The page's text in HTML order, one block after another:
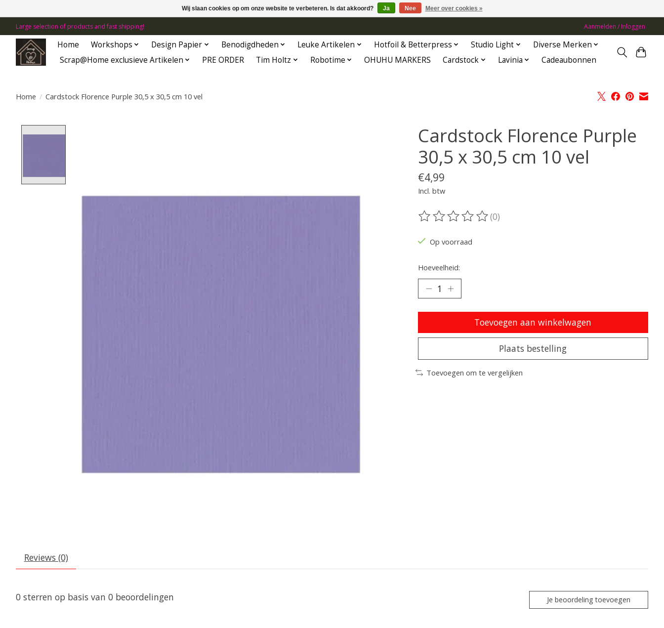
Large selection of products and fast shipping! Aanmelden / Inloggen
Home Workshops Design Papier Benodigdheden Leuke Artikelen Hotfoil & Betterpress Studio Light
Diverse Merken
Scrap@Home exclusieve Artikelen
PRE ORDER Tim Holtz Robotime OHUHU MARKERS Cardstock Lavinia Cadeaubonnen
Home / Cardstock Florence Purple 30,5 x 30,5 cm 10 vel
Cardstock Florence Purple
30,5 x 30,5 cm 10 vel
€4,99
Incl. btw
De beoordeling van dit product is
(0)
Op voorraad
Hoeveelheid:
Toevoegen aan winkelwagen
Plaats bestelling
Toevoegen om te vergelijken
Reviews (0)
0 sterren op basis van 0 beoordelingen Je beoordeling toevoegen
Wij slaan cookies op om onze website te verbeteren. Is dat akkoord? Ja Nee Meer over cookies »